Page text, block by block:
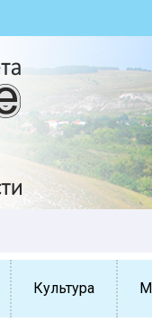
Культура